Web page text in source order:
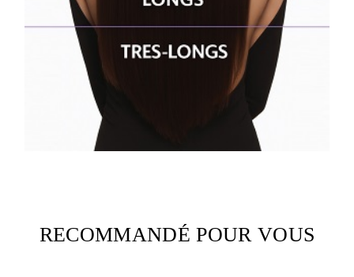
RECOMMANDÉ POUR VOUS